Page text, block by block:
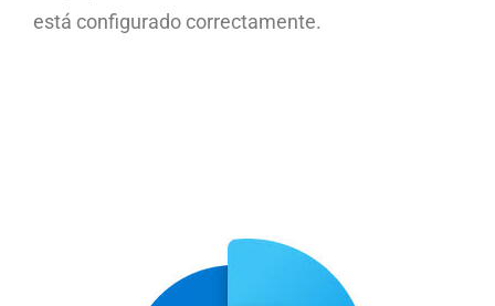
está configurado correctamente.